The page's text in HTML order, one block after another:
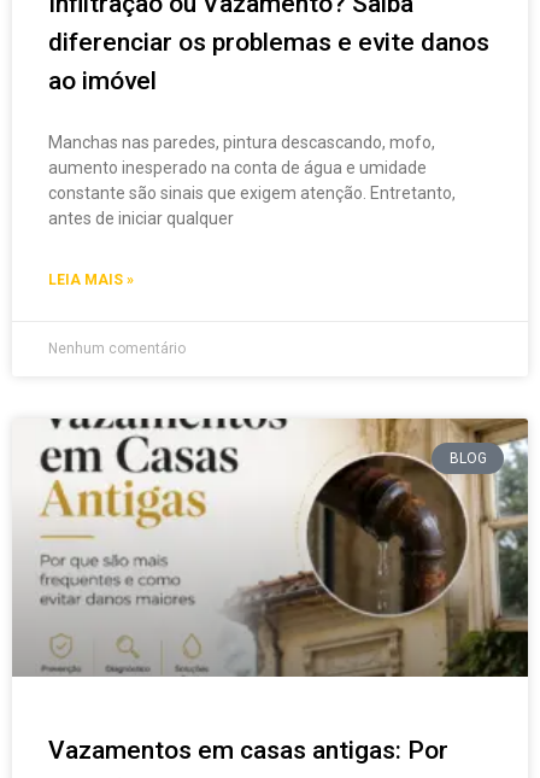
diferenciar os problemas e evite danos
ao imóvel
Manchas nas paredes, pintura descascando, mofo,
aumento inesperado na conta de água e umidade
constante são sinais que exigem atenção. Entretanto,
antes de iniciar qualquer
LEIA MAIS »
Nenhum comentário
BLOG
Vazamentos em casas antigas: Por